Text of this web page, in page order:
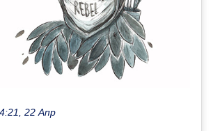
22 Апр